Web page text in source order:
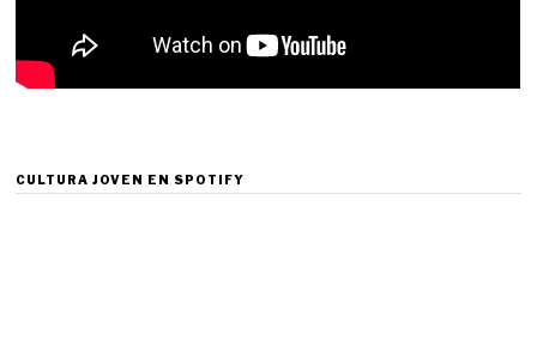
CULTURA JOVEN EN SPOTIFY